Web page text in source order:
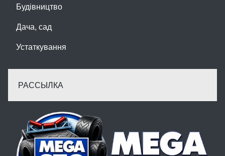
Будівництво
Дача, сад
Устаткування
РАССЫЛКА